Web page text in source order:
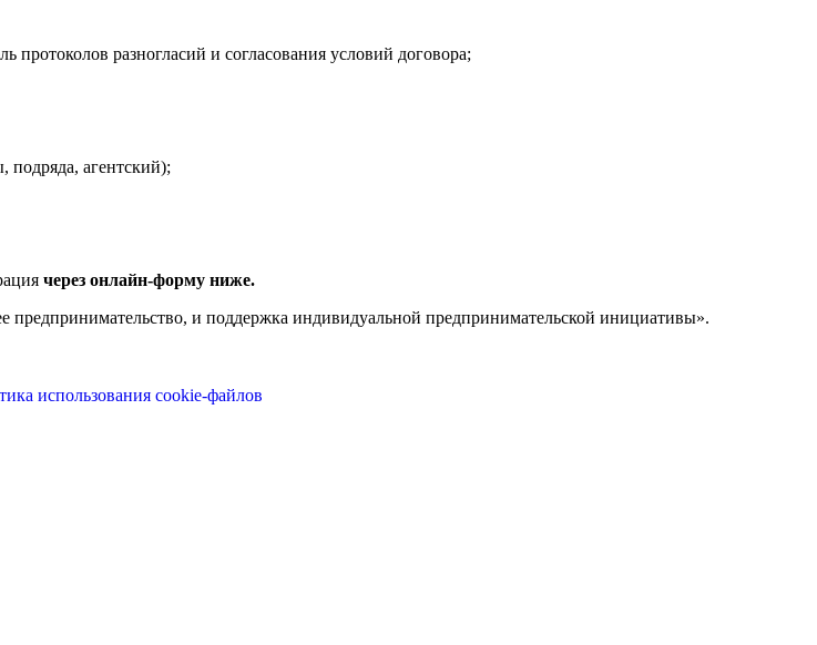
разногласий и согласования условий договора;
агентский);
через онлайн-форму ниже.
предпринимательство, и поддержка индивидуальной предпринимательской инициативы».
использования cookie-файлов